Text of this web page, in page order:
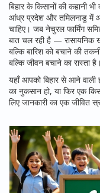
बिहार के किसानों की कहानी
आंध्र प्रदेश और तमिलनाडु में
चाहिए। जब नेचुरल फार्मिंग
बात चल रही है — रासायनिक
बल्कि बारिश को बचाने की
बल्कि जीवन बचाने का रास्ता है।
यहाँ आपको बिहार से आने
का नुकसान हो, या फिर एक
लिए जानकारी का एक जीवित